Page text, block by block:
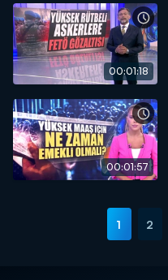
00:01:18
00:01:57
1 2